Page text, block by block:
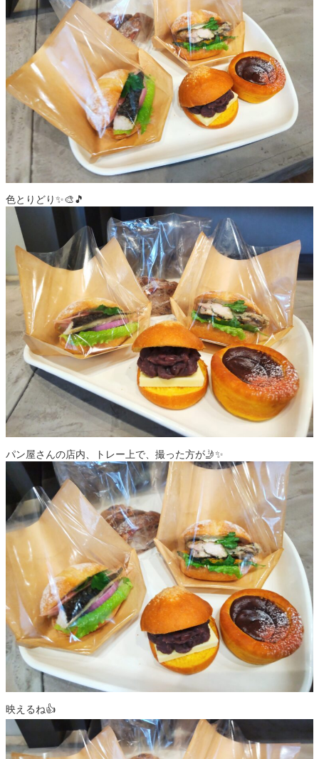
色とりどり✨🎨🎵
パン屋さんの店内、トレー上で、撮った方が🤳✨
映えるね👍